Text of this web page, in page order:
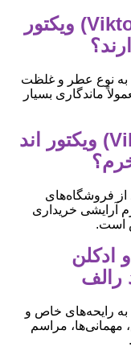
آیا عطر و ادکلن (Viktor & Rolf) ویکتور
به نوع عطر و غلظت
ماندگاری بسیار
عطر و ادکلن (Viktor & Rolf) ویکتور اند
از فروشگاه‌های
آرایشی خریداری
است.
ادکلن
به رایحه‌های خاص و
مراسم